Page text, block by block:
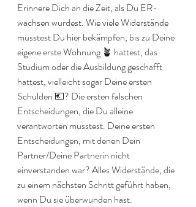
Erinnere Dich an die Zeit, als Du ER-
wachsen wurdest. Wie viele Widerstände
musstest Du hier bekämpfen, bis zu Deine
eigene erste Wohnung 🪴 hattest, das
Studium oder die Ausbildung geschafft
hattest, vielleicht sogar Deine ersten
Schulden 💶? Die ersten falschen
Entscheidungen, die Du alleine
verantworten musstest. Deine ersten
Entscheidungen, mit denen Dein
Partner/Deine Partnerin nicht
einverstanden war? Alles Widerstände, die
zu einem nächsten Schritt geführt haben,
wenn Du sie überwunden hast.